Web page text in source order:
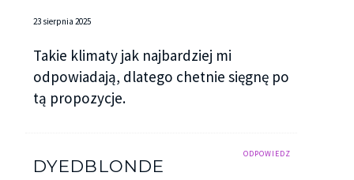
23 sierpnia 2025
Takie klimaty jak najbardziej mi
odpowiadają, dlatego chetnie sięgnę po
tą propozycje.
ODPOWIEDZ
DYEDBLONDE